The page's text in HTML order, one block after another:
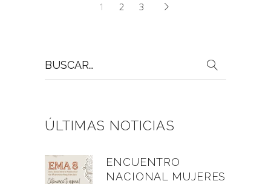
1 2 3
por:
ÚLTIMAS NOTICIAS
ENCUENTRO
NACIONAL MUJERES